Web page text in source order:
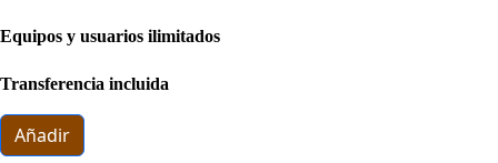
Equipos y usuarios ilimitados
Transferencia incluida
Añadir